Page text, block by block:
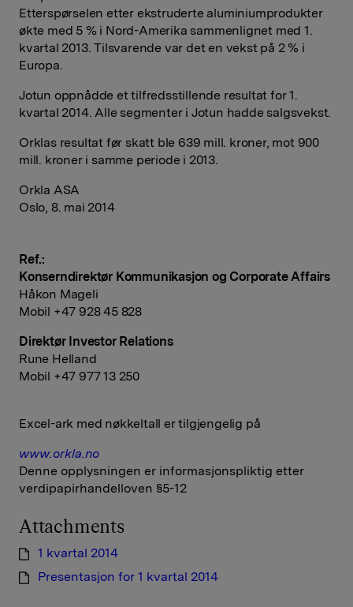
Etterspørselen etter ekstruderte aluminiumprodukter
økte med 5 % i Nord-Amerika sammenlignet med 1.
kvartal 2013. Tilsvarende var det en vekst på 2 % i
Europa.
Jotun oppnådde et tilfredsstillende resultat for 1.
kvartal 2014. Alle segmenter i Jotun hadde salgsvekst.
Orklas resultat før skatt ble 639 mill. kroner, mot 900
mill. kroner i samme periode i 2013.
Orkla ASA
Oslo, 8. mai 2014
Ref.:
Konserndirektør Kommunikasjon og Corporate Affairs
Håkon Mageli
Mobil +47 928 45 828
Direktør Investor Relations
Rune Helland
Mobil +47 977 13 250
Excel-ark med nøkkeltall er tilgjengelig på
www.orkla.no
Denne opplysningen er informasjonspliktig etter
verdipapirhandelloven §5-12
Attachments
1 kvartal 2014
Presentasjon for 1 kvartal 2014